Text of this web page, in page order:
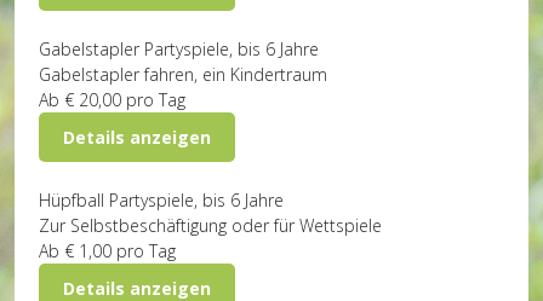
Gabelstapler Partyspiele, bis 6 Jahre
Gabelstapler fahren, ein Kindertraum
Ab € 20,00 pro Tag
Details anzeigen
Hüpfball Partyspiele, bis 6 Jahre
Zur Selbstbeschäftigung oder für Wettspiele
Ab € 1,00 pro Tag
Details anzeigen